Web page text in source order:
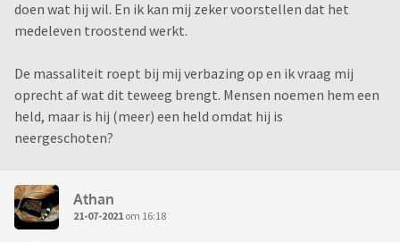
doen wat hij wil. En ik kan mij zeker voorstellen dat het
medeleven troostend werkt.
De massaliteit roept bij mij verbazing op en ik vraag mij
oprecht af wat dit teweeg brengt. Mensen noemen hem een
held, maar is hij (meer) een held omdat hij is
neergeschoten?
Athan
21-07-2021 om 16:18